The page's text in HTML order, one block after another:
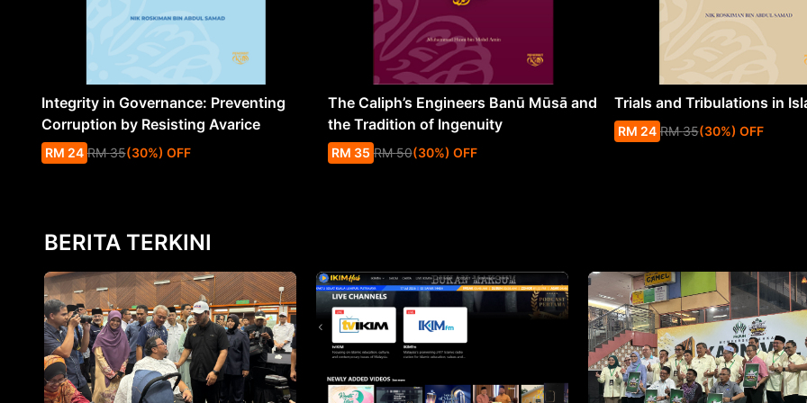
Integrity in Governance: Preventing
Corruption by Resisting Avarice
RM 24 RM 35(30%) OFF
The Caliph’s Engineers Banū Mūsā and
the Tradition of Ingenuity
RM 35 RM 50(30%) OFF
Trials and Tribulations in
RM 24 RM 35(30%) OFF
BERITA TERKINI